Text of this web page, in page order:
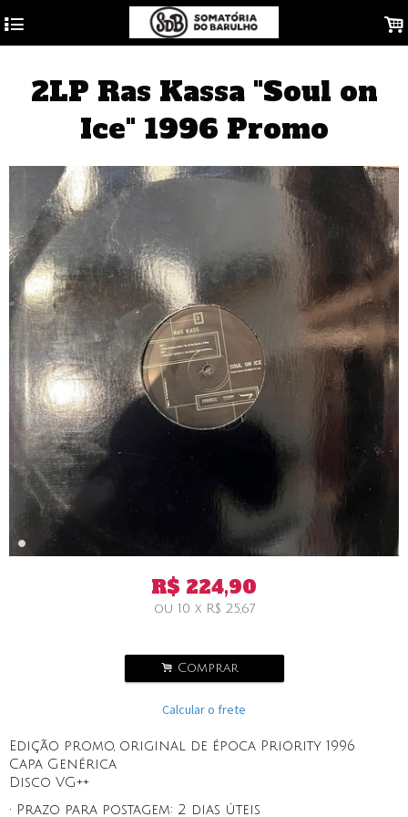
4 .
2LP Ras Kassa "Soul on
Ice" 1996 Promo
R$ 224,90
ou 10 x R$ 25,67
. Comprar
Calcular o frete
Edição promo, original de época Priority 1996
Capa Genérica
Disco VG++
• Prazo para postagem: 2 dias úteis